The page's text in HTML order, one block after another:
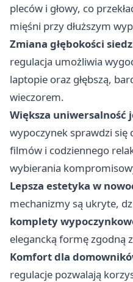
pleców i głowy, co
mięśni przy dłuższym
Zmiana głębokości
regulacja umożliwia
laptopie oraz głębszą,
wieczorem.
Większa uniwersalność
wypoczynek sprawdzi się
filmów i codziennego
wybierania
Lepsza estetyka w
mechanizmy są ukryte,
komplety
elegancką formę zgodną
Komfort dla
regulacje pozwalają